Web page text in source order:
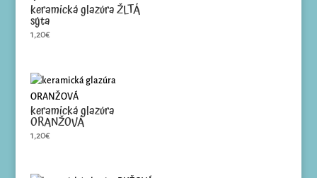
keramická glazúra ŽLTÁ
sýta
1,20€
keramická glazúra
ORANŽOVÁ
1,20€